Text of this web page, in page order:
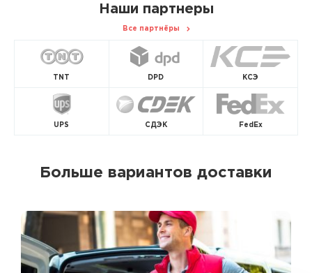
Наши партнеры
Все партнёры
TNT DPD КСЭ
UPS СДЭК FedEx
Больше вариантов доставки